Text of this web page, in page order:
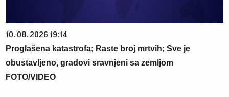
10. 08. 2026 19:14
Proglašena katastrofa; Raste broj mrtvih; Sve je
obustavljeno, gradovi sravnjeni sa zemljom
FOTO/VIDEO